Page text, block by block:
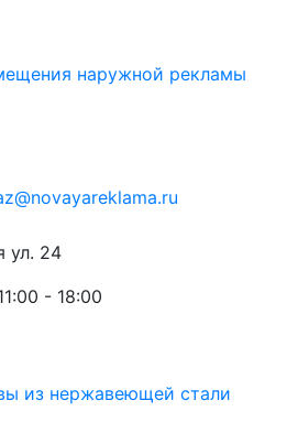
наружной рекламы
ул. 24
- 18:00
из нержавеющей стали